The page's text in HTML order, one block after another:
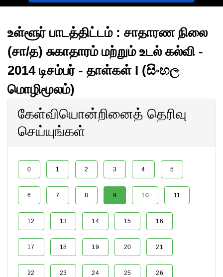
உள்ளூர் பாடத்திட்டம் : சாதாரண நிலை
(சா/த) சுகாதாரம் மற்றும் உடல் கல்வி -
2014 டிசம்பர் - தாள்கள் I (සිංහල
மொழிமூலம்)
கேள்வியொன்றினைத் தெரிவு
செய்யுங்கள்
0 1 2 3 4 5
6 7 8 9 10 11
12 13 14 15 16
17 18 19 20 21
22 23 24 25 26